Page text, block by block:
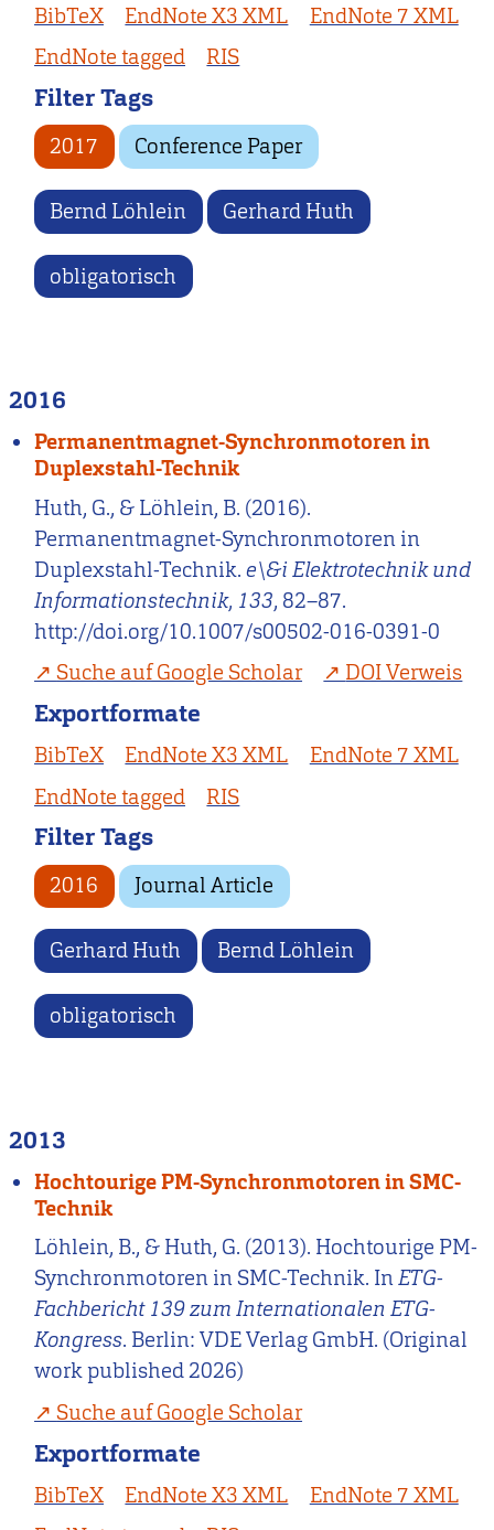
BibTeX EndNote X3 XML
EndNote 7 XML
EndNote tagged
RIS
Filter Tags
2017 Conference Paper
Bernd Löhlein Gerhard Huth
obligatorisch
2016
Permanentmagnet-Synchronmotoren in
Duplexstahl-Technik
Huth, G., & Löhlein, B. (2016).
Permanentmagnet-Synchronmotoren in
Duplexstahl-Technik.e\&i Elektrotechnik und
Informationstechnik, 133, 82–87.
http://doi.org/10.1007/s00502-016-0391-0
Suche auf Google Scholar
DOI Verweis
Exportformate
BibTeX EndNote X3 XML
EndNote 7 XML
EndNote tagged
RIS
Filter Tags
2016 Journal Article
Gerhard Huth Bernd Löhlein
obligatorisch
2013
Hochtourige PM-Synchronmotoren in SMC-
Technik
Löhlein, B., & Huth, G. (2013). Hochtourige PM-
Synchronmotoren in SMC-Technik. InETG-
Fachbericht 139 zum Internationalen ETG-
Kongress. Berlin: VDE Verlag GmbH. (Original
work published 2026)
Suche auf Google Scholar
Exportformate
BibTeX EndNote X3 XML
EndNote 7 XML